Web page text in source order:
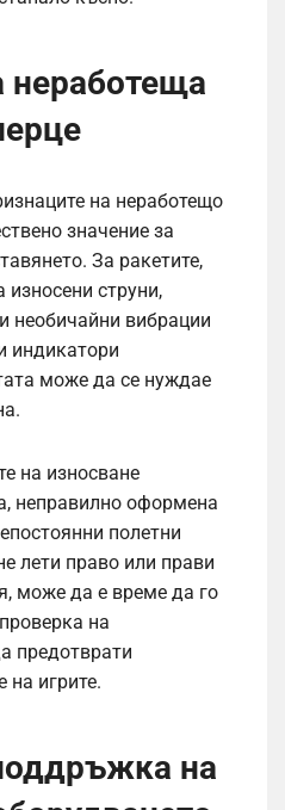
неработеща
на неработещо
значение за
За ракетите,
струни,
необичайни вибрации
индикатори
може да се нуждае
на износване
неправилно оформена
полетни
лети право или прави
може да е време да го
на
предотврати
на игрите.
на